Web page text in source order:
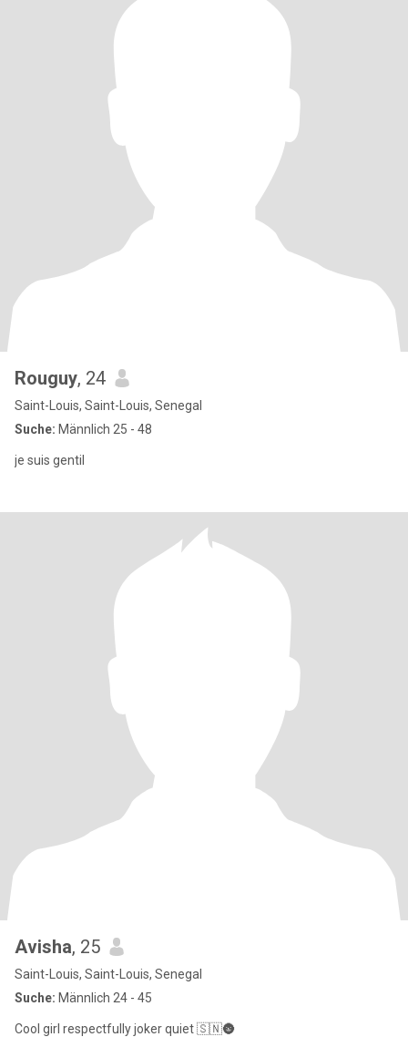
Rouguy, 24
Saint-Louis, Saint-Louis, Senegal
Suche: Männlich 25 - 48
je suis gentil
Avisha, 25
Saint-Louis, Saint-Louis, Senegal
Suche: Männlich 24 - 45
Cool girl respectfully joker quiet 🇸🇳🌚